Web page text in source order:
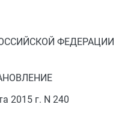
ФЕДЕРАЦИИ
2015 г. N 240